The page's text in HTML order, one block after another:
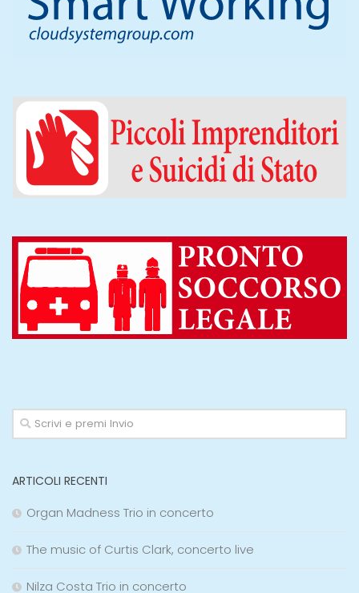
ARTICOLI RECENTI
Organ Madness Trio in concerto
The music of Curtis Clark, concerto live
Nilza Costa Trio in concerto